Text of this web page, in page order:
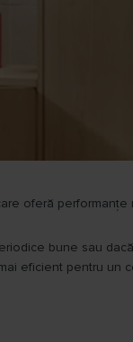
oferă
bune sau
eficient pentru un